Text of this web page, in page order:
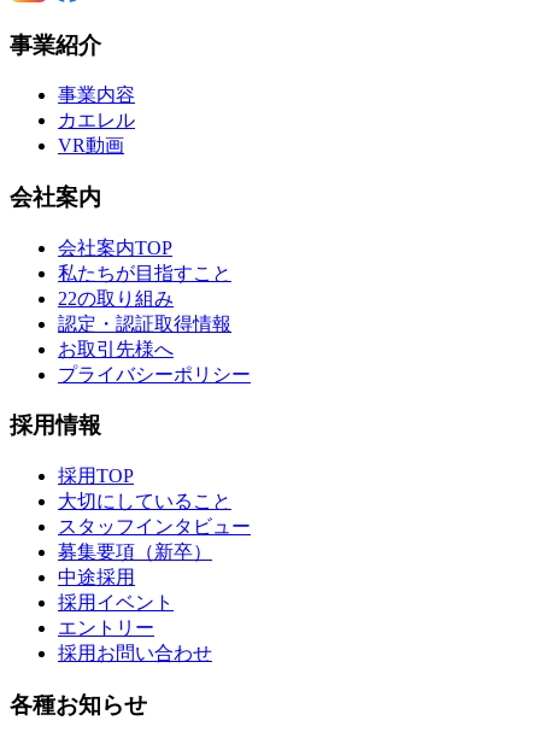
事業紹介
事業内容
カエレル
VR動画
会社案内
会社案内TOP
私たちが目指すこと
22の取り組み
認定・認証取得情報
お取引先様へ
プライバシーポリシー
採用情報
採用TOP
大切にしていること
スタッフインタビュー
募集要項（新卒）
中途採用
採用イベント
エントリー
採用お問い合わせ
各種お知らせ